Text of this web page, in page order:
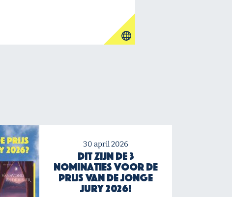
30 april 2026
Dit zijn de 3
nominaties voor de
Prijs van de Jonge
Jury 2026!